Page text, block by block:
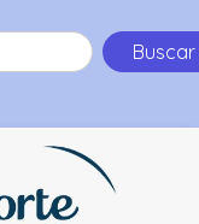
Buscar